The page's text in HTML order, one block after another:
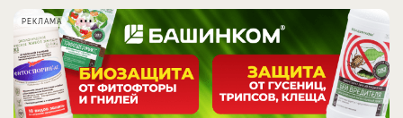
РЕКЛАМА